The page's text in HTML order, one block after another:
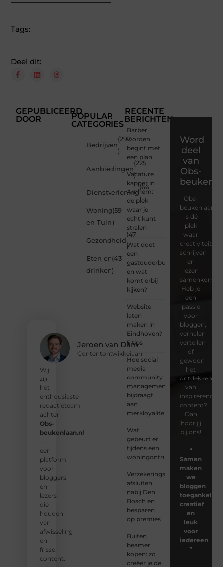
Tags:
Deel dit:
GEPUBLICEERD
DOOR
Jeroen van Dam
Contentontwikkelaarr
Wij
zijn
het
enthousiaste
redactieteam
achter
Obs-
beukenlaan.nl
—
een
platform
voor
bloggers
en
lezers
die
houden
van
afwisseling
en
frisse
content.
POPULAR
CATEGORIES
Bedrijven
(292
)
Aanbiedingen
(225
)
Dienstverlening
(66
)
Woning
en Tuin
(59
)
Gezondheid
(47
)
Eten en
drinken
(43
)
RECENTE
BERICHTEN
Barber
worden
begint met
een plan
Vacature
kapper in
Arnhem:
de plek
waar je
echt kunt
stralen
Wat doet
een
gastouderbureau
en wat
komt erbij
kijken?
Website
laten
maken in
Eindhoven?
5 tips
Hoe social
media
community
management
bijdraagt
aan
merkloyaliteit
Wat
gebeurt er
tijdens een
woningontruiming?
Verzekeringspakket
afsluiten
nabij Den
Bosch en
besparen
op premies
Buiten
beamer
kopen: zo
creëer je de
Word
deel
van
Obs-
Obs-
beukenlaan.nl
is dé
plek
waar
creativiteit,
schrijven
en
lezen
samenkomen.
Heb je
een
passie
voor
bloggen,
verhalen
vertellen
of
gewoon
het
ontdekken
van
inspirerende
content?
Dan
hoor jij
bij ons!
❝
Samen
maken
we
bloggen
toegankelijk,
creatief
en
leuk
voor
iedereen
❞